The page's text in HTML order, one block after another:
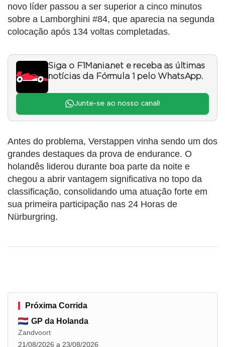
novo líder passou a ser superior a cinco minutos
sobre a Lamborghini #84, que aparecia na segunda
colocação após 134 voltas completadas.
Siga o F1Mania.net e receba as últimas
notícias da Fórmula 1 pelo WhatsApp.
Junte-se ao nosso canal!
Antes do problema, Verstappen vinha sendo um dos
grandes destaques da prova de endurance. O
holandês liderou durante boa parte da noite e
chegou a abrir vantagem significativa no topo da
classificação, consolidando uma atuação forte em
sua primeira participação nas 24 Horas de
Nürburgring.
Próxima Corrida
GP da Holanda
Zandvoort
21/08/2026 a 23/08/2026